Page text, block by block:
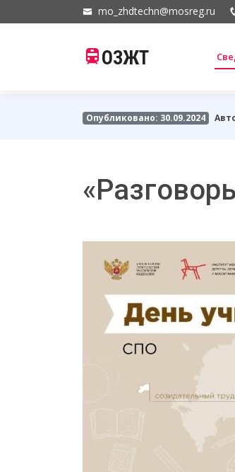
mo_zhdtechn@mosreg.ru
ОЗЖТ
Опубликовано: 30.09.2024